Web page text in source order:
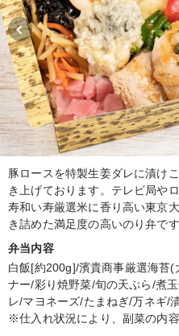
豚ロースを特製生姜ダレに漬け
き上げております。テレビ局や
寿和い寿厳選米に香り高い東京
き詰めた満足度の高いのり弁です
弁当内容
白飯[約200g]/濱貴商事厳選海苔
ナー/彩り焼野菜/旬の天ぷら/煮
レ/マヨネーズ/たまねぎ/万ネギ/
※仕入れ状況により、副菜の内